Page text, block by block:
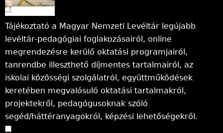
Tájékoztató a Magyar Nemzeti Levéltár legújabb
levéltár-pedagógiai foglakozásairól, online
megrendezésre kerülő oktatási programjairól,
tanrendbe illeszthető díjmentes tartalmairól, az
iskolai közösségi szolgálatról, együttműködések
keretében megvalósuló oktatási tartalmakról,
projektekről, pedagógusoknak szóló
segéd/háttéranyagokról, képzési lehetőségekről.